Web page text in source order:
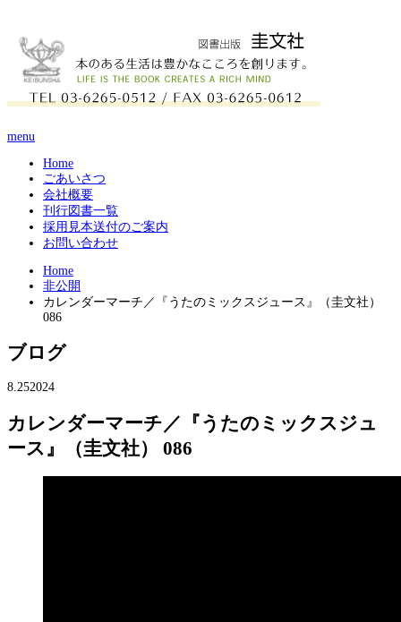
menu
Home
ごあいさつ
会社概要
刊行図書一覧
採用見本送付のご案内
お問い合わせ
Home
非公開
カレンダーマーチ／『うたのミックスジュース』（圭文社）
086
ブログ
8.252024
カレンダーマーチ／『うたのミックスジュ
ース』（圭文社） 086